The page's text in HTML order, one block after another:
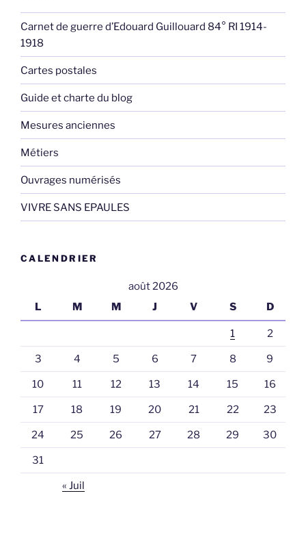
Carnet de guerre d’Edouard Guillouard 84° RI 1914-
1918
Cartes postales
Guide et charte du blog
Mesures anciennes
Métiers
Ouvrages numérisés
VIVRE SANS EPAULES
CALENDRIER
août 2026
L
M M J V S D
1 2
3 4 5 6 7 8 9
10 11 12 13 14 15 16
17 18 19 20 21 22 23
24 25 26 27 28 29 30
31
« Juil